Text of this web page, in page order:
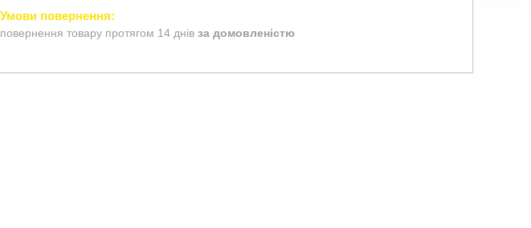
повернення товару протягом 14 днів за домовленістю